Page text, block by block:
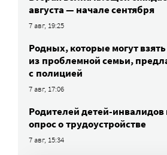
августа — начале сентября
7 авг, 19:25
Родных, которые могут
из проблемной семьи,
с полицией
7 авг, 17:06
Родителей детей-инвалидов
опрос о трудоустройстве
7 авг, 15:34